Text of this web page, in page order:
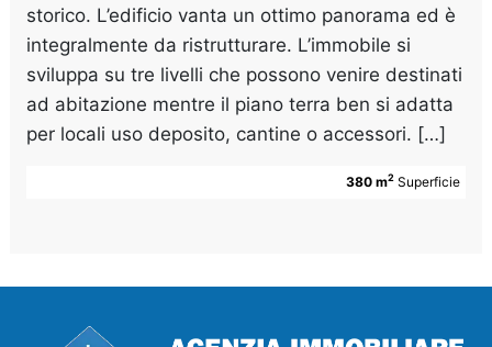
storico. L’edificio vanta un ottimo panorama ed è
integralmente da ristrutturare. L’immobile si
sviluppa su tre livelli che possono venire destinati
ad abitazione mentre il piano terra ben si adatta
per locali uso deposito, cantine o accessori. […]
380 m2 Superficie